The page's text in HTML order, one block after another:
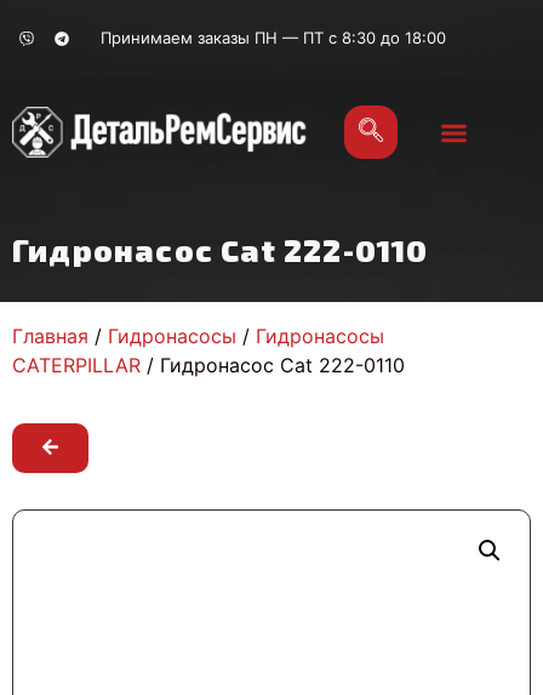
Принимаем заказы ПН — ПТ с 8:30 до 18:00
Гидронасос Cat 222-0110
Главная / Гидронасосы / Гидронасосы
CATERPILLAR / Гидронасос Cat 222-0110